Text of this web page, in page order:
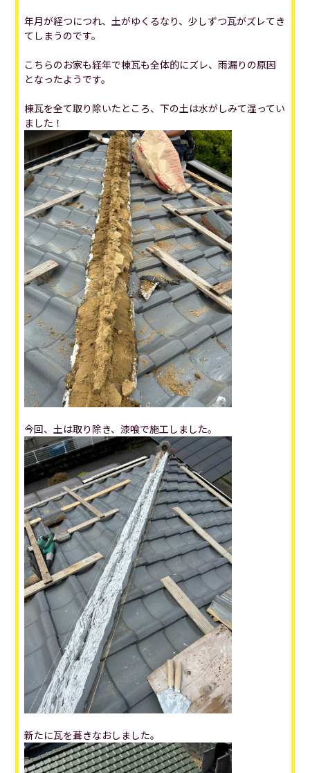
年月が経つにつれ、土がゆくるなり、少しずつ瓦がズレてき
てしまうのです。
こちらのお家も経年で棟瓦も全体的にズレ、雨漏りの原因
となったようです。
棟瓦を全て取り除いたところ、下の土は水がしみて湿ってい
ました！
今回、土は取り除き、漆喰で施工しました。
新たに瓦を葺きなおしました。